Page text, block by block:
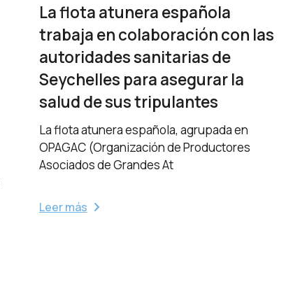
La flota atunera española
trabaja en colaboración con las
autoridades sanitarias de
Seychelles para asegurar la
salud de sus tripulantes
La flota atunera española, agrupada en
OPAGAC (Organización de Productores
Asociados de Grandes At
Leer más